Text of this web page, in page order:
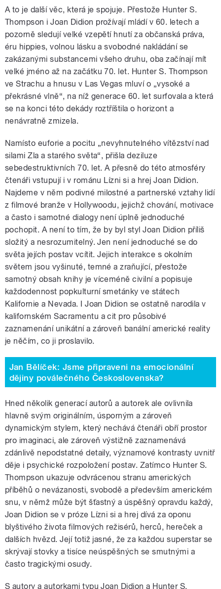
A to je další věc, která je spojuje. Přestože Hunter S.
Thompson i Joan Didion prožívají mládí v 60. letech a
pozorně sledují velké vzepětí hnutí za občanská práva,
éru hippies, volnou lásku a svobodné nakládání se
zakázanými substancemi všeho druhu, oba začínají mít
velké jméno až na začátku 70. let. Hunter S. Thompson
ve Strachu a hnusu v Las Vegas mluví o „vysoké a
překrásné vlně“, na níž generace 60. let surfovala a která
se na konci této dekády roztříštila o horizont a
nenávratně zmizela.
Namísto euforie a pocitu „nevyhnutelného vítězství nad
silami Zla a starého světa“, přišla deziluze
sebedestruktivních 70. let. A přesně do této atmosféry
čtenáři vstupují i v románu Lízni si a hrej Joan Didion.
Najdeme v něm podivné milostné a partnerské vztahy lidí
z filmové branže v Hollywoodu, jejichž chování, motivace
a často i samotné dialogy není úplně jednoduché
pochopit. A není to tím, že by byl styl Joan Didion příliš
složitý a nesrozumitelný. Jen není jednoduché se do
světa jejích postav vcítit. Jejich interakce s okolním
světem jsou vyšinuté, temné a zraňující, přestože
samotný obsah knihy je víceméně civilní a popisuje
každodennost popkulturní smetánky ve státech
Kalifornie a Nevada. I Joan Didion se ostatně narodila v
kalifornském Sacramentu a cit pro působivé
zaznamenání unikátní a zároveň banální americké reality
je něčím, co ji proslavilo.
Jan Bělíček: Jsme připraveni na emocionální
dějiny poválečného Československa?
Hned několik generací autorů a autorek ale ovlivnila
hlavně svým originálním, úsporným a zároveň
dynamickým stylem, který nechává čtenáři obří prostor
pro imaginaci, ale zároveň výstižně zaznamenává
zdánlivě nepodstatné detaily, významové kontrasty uvnitř
děje i psychické rozpoložení postav. Zatímco Hunter S.
Thompson ukazuje odvrácenou stranu amerických
příběhů o nevázanosti, svobodě a především americkém
snu, v němž může být šťastný a úspěšný opravdu každý,
Joan Didion se v próze Lízni si a hrej dívá za oponu
blyštivého života filmových režisérů, herců, hereček a
dalších hvězd. Její totiž jasné, že za každou superstar se
skrývají stovky a tisíce neúspěšných se smutnými a
často tragickými osudy.
S autory a autorkami typu Joan Didion a Hunter S.